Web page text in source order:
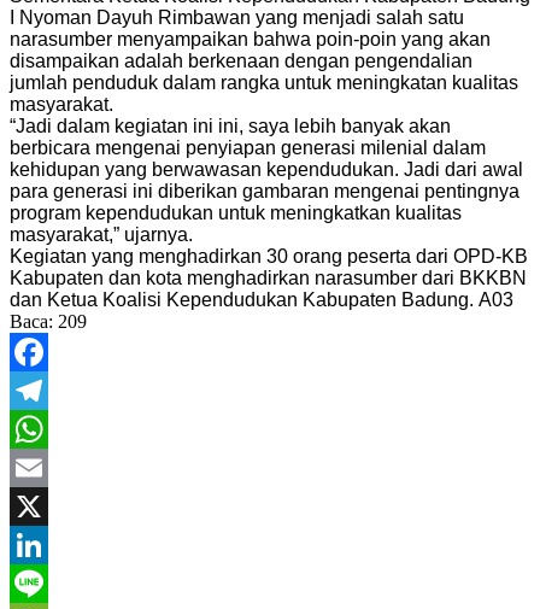
I Nyoman Dayuh Rimbawan yang menjadi salah satu
narasumber menyampaikan bahwa poin-poin yang akan
disampaikan adalah berkenaan dengan pengendalian
jumlah penduduk dalam rangka untuk meningkatan kualitas
masyarakat.
“Jadi dalam kegiatan ini ini, saya lebih banyak akan
berbicara mengenai penyiapan generasi milenial dalam
kehidupan yang berwawasan kependudukan. Jadi dari awal
para generasi ini diberikan gambaran mengenai pentingnya
program kependudukan untuk meningkatkan kualitas
masyarakat,” ujarnya.
Kegiatan yang menghadirkan 30 orang peserta dari OPD-KB
Kabupaten dan kota menghadirkan narasumber dari BKKBN
dan Ketua Koalisi Kependudukan Kabupaten Badung. A03
Baca: 209
Facebook
Telegram
WhatsApp
Email
X
LinkedIn